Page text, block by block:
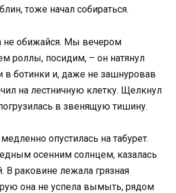
тоже начал собираться.
не обижайся. Мы вечером
роллы, посидим, – он натянул
в ботинки и, даже не зашнуровав
на лестничную клетку. Щелкнул
в звенящую тишину.
опустилась на табурет.
осенним солнцем, казалась
В раковине лежала грязная
она не успела вымыть, рядом